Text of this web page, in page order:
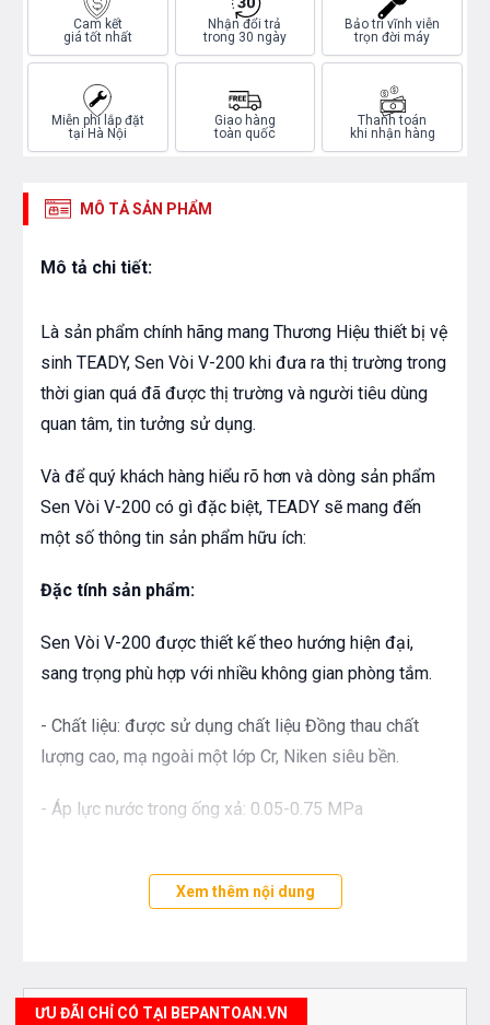
Cam kết
giá tốt nhất
Nhận đổi trả
trong 30 ngày
Bảo trì vĩnh viễn
trọn đời máy
Miễn phí lắp đặt
tại Hà Nội
Giao hàng
toàn quốc
Thanh toán
khi nhận hàng
MÔ TẢ SẢN PHẨM
Mô tả chi tiết:
Là sản phẩm chính hãng mang Thương Hiệu thiết bị vệ
sinh TEADY, Sen Vòi V-200 khi đưa ra thị trường trong
thời gian quá đã được thị trường và người tiêu dùng
quan tâm, tin tưởng sử dụng.
Và để quý khách hàng hiểu rõ hơn và dòng sản phẩm
Sen Vòi V-200 có gì đặc biệt, TEADY sẽ mang đến
một số thông tin sản phẩm hữu ích:
Đặc tính sản phẩm:
Sen Vòi V-200 được thiết kế theo hướng hiện đại,
sang trọng phù hợp với nhiều không gian phòng tắm.
- Chất liệu: được sử dụng chất liệu Đồng thau chất
lượng cao, mạ ngoài một lớp Cr, Niken siêu bền.
- Áp lực nước trong ống xả: 0.05-0.75 MPa
- Kích thước: 200mm
Củ sen vòi.
Xem thêm nội dung
ƯU ĐÃI CHỈ CÓ TẠI BEPANTOAN.VN